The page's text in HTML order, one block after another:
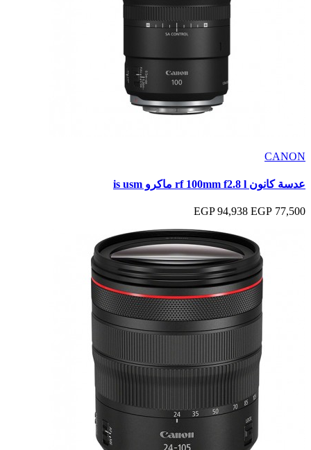
CANON
عدسة كانون rf 100mm f2.8 l ماكرو is usm
77,500 EGP
94,938 EGP